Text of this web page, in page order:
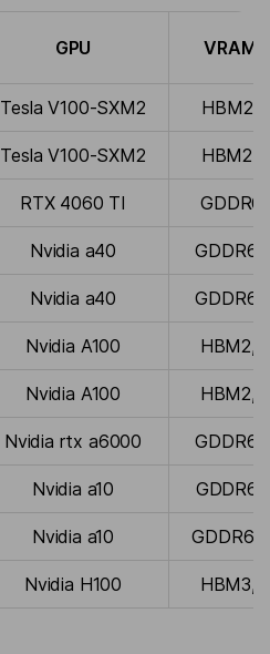
GPU VRAM,
Tesla V100-SXM2 HBM2,
Tesla V100-SXM2 HBM2,
RTX 4060 TI
Nvidia a40 GDDR6,
Nvidia a40 GDDR6,
Nvidia A100 HBM2,
Nvidia A100 HBM2,
Nvidia rtx a6000 GDDR6,
Nvidia a10 GDDR6,
Nvidia a10 GDDR6,
Nvidia H100 HBM3,